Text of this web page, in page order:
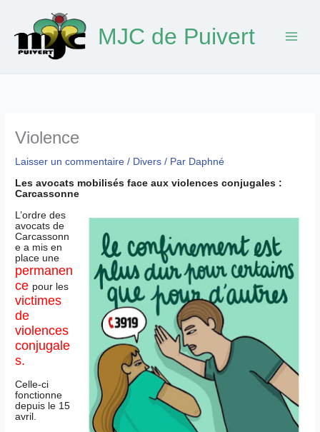
contenu
MJC de Puivert
Violence
Laisser un commentaire / Divers / Par Daphné
Les avocats mobilisés face aux violences conjugales :
Carcassonne
L’ordre des
avocats de
Carcassonn
e a mis en
place une
permanen
ce pour les
victimes
de
violences
conjugale
s.
Celle-ci
fonctionne
depuis le 15
avril.